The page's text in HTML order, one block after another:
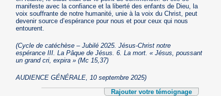
manifeste avec la confiance et la liberté des enfants de Dieu, la
voix souffrante de notre humanité, unie à la voix du Christ, peut
devenir source d’espérance pour nous et pour ceux qui nous
entourent.
(Cycle de catéchèse – Jubilé 2025. Jésus-Christ notre
espérance III. La Pâque de Jésus. 6. La mort. « Jésus, poussant
un grand cri, expira » (Mc 15,37)
AUDIENCE GÉNÉRALE, 10 septembre 2025)
Rajouter votre témoignage